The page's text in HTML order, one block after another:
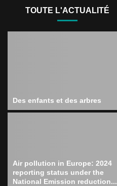
TOUTE L'ACTUALITÉ
Des enfants et des arbres
Air pollution in Europe: 2024
reporting status under the
National Emission reduction...